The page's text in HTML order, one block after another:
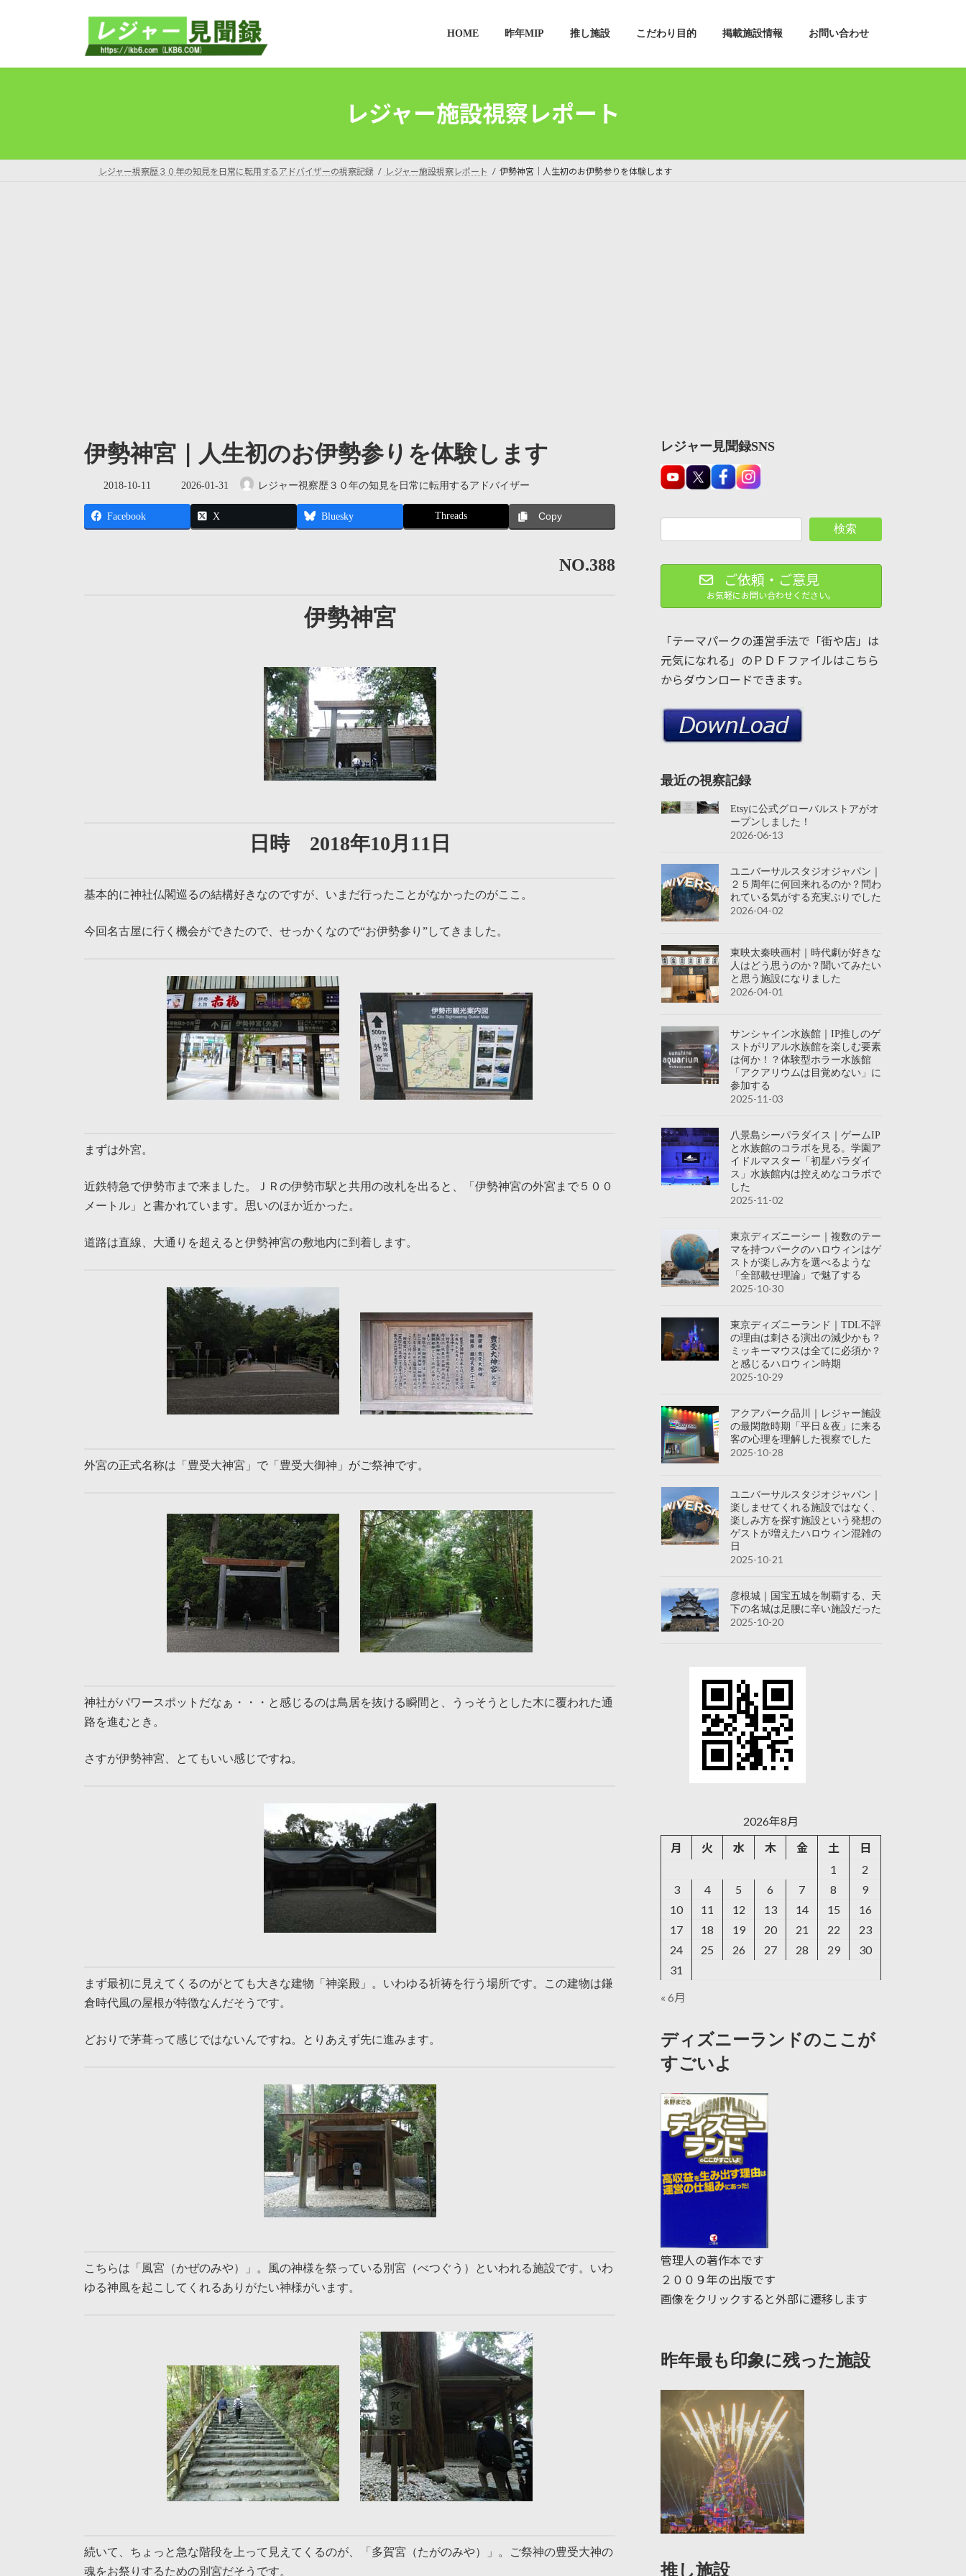
プ
動
HOME 昨年MIP 推し施設 こだわり目的 掲載施設情報 お問い合わせ
レジャー施設視察レポート
レジャー視察歴３０年の知見を日常に転用するアドバイザーの視察記録 レジャー施設視察レポート 伊勢神宮｜人生初のお伊勢参りを体験します
伊勢神宮｜人生初のお伊勢参りを体験します
2018-10-11
最
更
日
2026-01-31 レジャー視察歴３０年の知見を日常に転用するアドバイザー
Facebook X Bluesky Threads Copy
NO.388
伊勢神宮
日時 2018年10月11日
基本的に神社仏閣巡るの結構好きなのですが、いまだ行ったことがなかったのがここ。
今回名古屋に行く機会ができたので、せっかくなので“お伊勢参り”してきました。
まずは外宮。
近鉄特急で伊勢市まで来ました。ＪＲの伊勢市駅と共用の改札を出ると、「伊勢神宮の外宮まで５００
メートル」と書かれています。思いのほか近かった。
道路は直線、大通りを超えると伊勢神宮の敷地内に到着します。
外宮の正式名称は「豊受大神宮」で「豊受大御神」がご祭神です。
神社がパワースポットだなぁ・・・と感じるのは鳥居を抜ける瞬間と、うっそうとした木に覆われた通
路を進むとき。
さすが伊勢神宮、とてもいい感じですね。
まず最初に見えてくるのがとても大きな建物「神楽殿」。いわゆる祈祷を行う場所です。この建物は鎌
倉時代風の屋根が特徴なんだそうです。
どおりで茅葺って感じではないんですね。とりあえず先に進みます。
こちらは「風宮（かぜのみや）」。風の神様を祭っている別宮（べつぐう）といわれる施設です。いわ
ゆる神風を起こしてくれるありがたい神様がいます。
続いて、ちょっと急な階段を上って見えてくるのが、「多賀宮（たがのみや）」。ご祭神の豊受大神の
魂をお祭りするための別宮だそうです。
レジャー見聞録SNS
検索
ご依頼・ご意見
お気軽にお問い合わせください。
「テーマパークの運営手法で「街や店」は
元気になれる」のＰＤＦファイルはこちら
からダウンロードできます。
最近の視察記録
Etsyに公式グローバルストアがオ
ープンしました！
2026-06-13
ユニバーサルスタジオジャパン｜
２５周年に何回来れるのか？問わ
れている気がする充実ぶりでした
2026-04-02
東映太秦映画村｜時代劇が好きな
人はどう思うのか？聞いてみたい
と思う施設になりました
2026-04-01
サンシャイン水族館｜IP推しのゲ
ストがリアル水族館を楽しむ要素
は何か！？体験型ホラー水族館
「アクアリウムは目覚めない」に
参加する
2025-11-03
八景島シーパラダイス｜ゲームIP
と水族館のコラボを見る。学園ア
イドルマスター「初星パラダイ
ス」水族館内は控えめなコラボで
した
2025-11-02
東京ディズニーシー｜複数のテー
マを持つパークのハロウィンはゲ
ストが楽しみ方を選べるような
「全部載せ理論」で魅了する
2025-10-30
東京ディズニーランド｜TDL不評
の理由は刺さる演出の減少かも？
ミッキーマウスは全てに必須か？
と感じるハロウィン時期
2025-10-29
アクアパーク品川｜レジャー施設
の最閑散時期「平日＆夜」に来る
客の心理を理解した視察でした
2025-10-28
ユニバーサルスタジオジャパン｜
楽しませてくれる施設ではなく、
楽しみ方を探す施設という発想の
ゲストが増えたハロウィン混雑の
日
2025-10-21
彦根城｜国宝五城を制覇する、天
下の名城は足腰に辛い施設だった
2025-10-20
2026年8月
月
火 水 木 金 土
日
1
2
3
4 5 6 7 8
9
10
11 12 13 14 15
16
17
18 19 20 21 22
23
24
25 26 27 28 29
30
31
« 6月
ディズニーランドのここが
すごいよ
管理人の著作本です
２００９年の出版です
画像をクリックすると外部に遷移します
昨年最も印象に残った施設
推し施設